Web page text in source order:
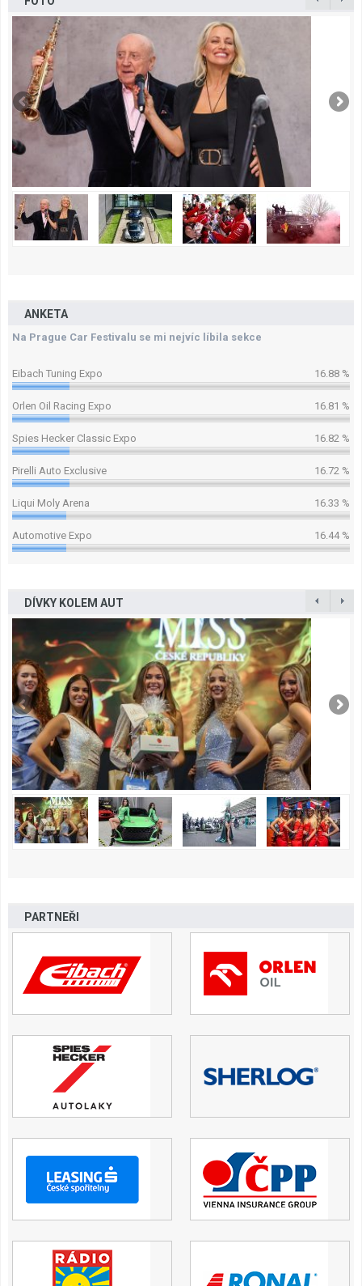
ANKETA
Na Prague Car Festivalu se mi nejvíc líbila sekce
Eibach Tuning Expo 16.88 %
Orlen Oil Racing Expo 16.81 %
Spies Hecker Classic Expo 16.82 %
Pirelli Auto Exclusive 16.72 %
Liqui Moly Arena 16.33 %
Automotive Expo 16.44 %
DÍVKY KOLEM AUT
PARTNEŘI